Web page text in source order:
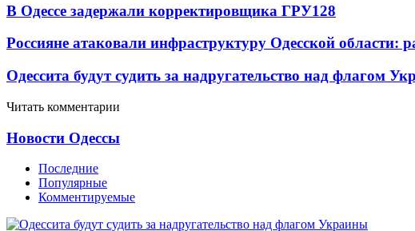
В Одессе задержали корректировщика ГРУ128
Россияне атаковали инфраструктуру Одесской области:
Одессита будут судить за надругательство над флагом
Читать комментарии
Новости Одессы
Последние
Популярные
Комментируемые